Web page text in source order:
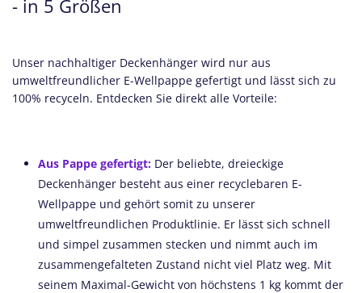
- in 5 Größen
Unser nachhaltiger Deckenhänger wird nur aus
umweltfreundlicher E-Wellpappe gefertigt und lässt sich zu
100% recyceln. Entdecken Sie direkt alle Vorteile:
Aus Pappe gefertigt: Der beliebte, dreieckige
Deckenhänger besteht aus einer recyclebaren E-
Wellpappe und gehört somit zu unserer
umweltfreundlichen Produktlinie. Er lässt sich schnell
und simpel zusammen stecken und nimmt auch im
zusammengefalteten Zustand nicht viel Platz weg. Mit
seinem Maximal-Gewicht von höchstens 1 kg kommt der